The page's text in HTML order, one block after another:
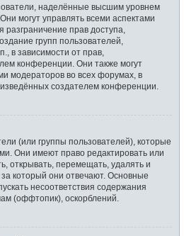
наделённые высшим уровнем
могут управлять всеми аспектами
прав доступа,
групп пользователей,
в зависимости от прав,
конференции. Они также могут
модераторов во всех форумах, в
создателем конференции.
(или группы пользователей), которые
Они имеют право редактировать или
открывать, перемещать, удалять и
который они отвечают. Основные
несоответствия содержания
(оффтопик), оскорблений.